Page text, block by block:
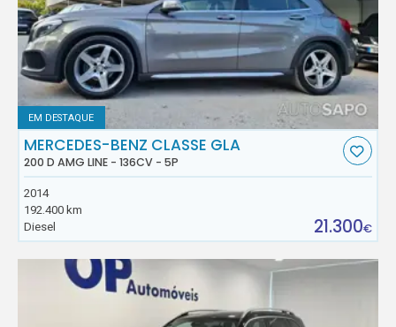
EM DESTAQUE
MERCEDES-BENZ CLASSE GLA
200 D AMG LINE - 136CV - 5P
2014
192.400 km
Diesel
21.300€